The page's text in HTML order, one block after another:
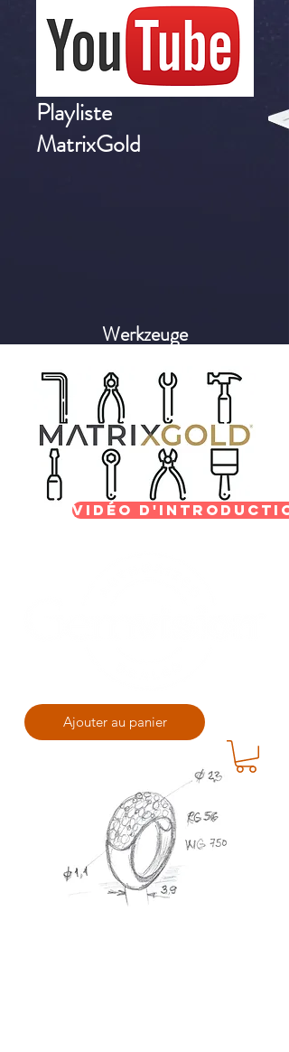
Playliste
MatrixGold
Werkzeuge
vidéo
Ajouter au panier